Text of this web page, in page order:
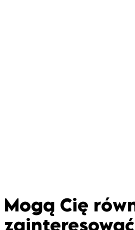
Mogą Cię
zainteresować